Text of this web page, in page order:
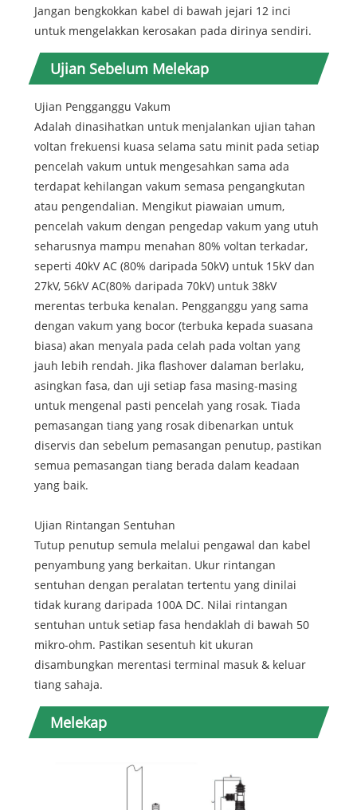
Jangan bengkokkan kabel di bawah jejari 12 inci
untuk mengelakkan kerosakan pada dirinya sendiri.
Ujian Sebelum Melekap
Ujian Pengganggu Vakum
Adalah dinasihatkan untuk menjalankan ujian tahan
voltan frekuensi kuasa selama satu minit pada setiap
pencelah vakum untuk mengesahkan sama ada
terdapat kehilangan vakum semasa pengangkutan
atau pengendalian. Mengikut piawaian umum,
pencelah vakum dengan pengedap vakum yang utuh
seharusnya mampu menahan 80% voltan terkadar,
seperti 40kV AC (80% daripada 50kV) untuk 15kV dan
27kV, 56kV AC(80% daripada 70kV) untuk 38kV
merentas terbuka kenalan. Pengganggu yang sama
dengan vakum yang bocor (terbuka kepada suasana
biasa) akan menyala pada celah pada voltan yang
jauh lebih rendah. Jika flashover dalaman berlaku,
asingkan fasa, dan uji setiap fasa masing-masing
untuk mengenal pasti pencelah yang rosak. Tiada
pemasangan tiang yang rosak dibenarkan untuk
diservis dan sebelum pemasangan penutup, pastikan
semua pemasangan tiang berada dalam keadaan
yang baik.
Ujian Rintangan Sentuhan
Tutup penutup semula melalui pengawal dan kabel
penyambung yang berkaitan. Ukur rintangan
sentuhan dengan peralatan tertentu yang dinilai
tidak kurang daripada 100A DC. Nilai rintangan
sentuhan untuk setiap fasa hendaklah di bawah 50
mikro-ohm. Pastikan sesentuh kit ukuran
disambungkan merentasi terminal masuk & keluar
tiang sahaja.
Melekap